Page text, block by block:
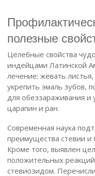
полезные
Целебные свойства
индейцами Латинской
лечение: жевать
укрепить эмаль зубов,
для обеззараживания и
царапин и ран.
Современная наука
преимущества стевии и
Кроме того, выявлен
положительных
стевиозидом.